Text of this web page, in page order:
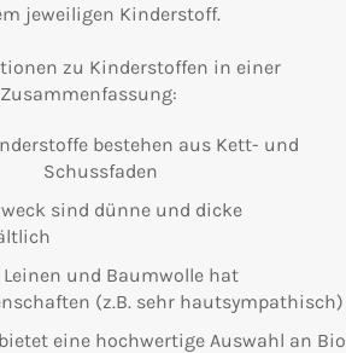
jeweiligen Kinderstoff.
zu Kinderstoffen in einer
Zusammenfassung:
bestehen aus Kett- und
Schussfaden
sind dünne und dicke
und Baumwolle hat
(z.B. sehr hautsympathisch)
eine hochwertige Auswahl an Bio